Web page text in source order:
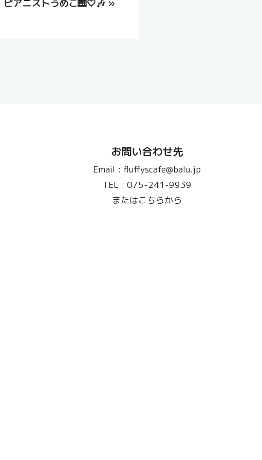
ピアニストうめこ🎹🤍🎶 »
お問い合わせ先
Email : fluffyscafe@balu.jp
TEL : 075-241-9939
またはこちらから